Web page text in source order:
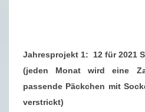
E
M
B
Jahresprojekt 1: 12 für 2021
(jeden Monat wird eine
passende Päckchen mit
verstrickt)